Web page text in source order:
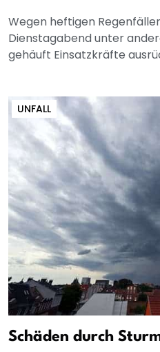
Wegen heftigen
Dienstagabend unter
gehäuft Einsatzkräfte
UNFALL
Schäden durch